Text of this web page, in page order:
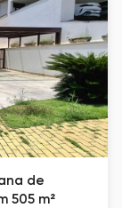
de
505 m²